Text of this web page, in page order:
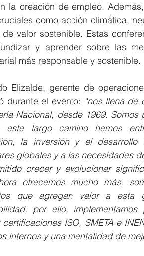
la creación de empleo.
como acción climática,
valor sostenible. Estas
y aprender sobre las
más responsable y sostenible.
Elizalde, gerente de
durante el evento: “nos llena de
Nacional, desde 1969.
este largo camino hemos
la inversión y el
globales y a las necesidades
crecer y evolucionar
ofrecemos mucho más,
que agregan valor a esta
por ello,
certificaciones ISO, SMETA e
internos y una mentalidad de